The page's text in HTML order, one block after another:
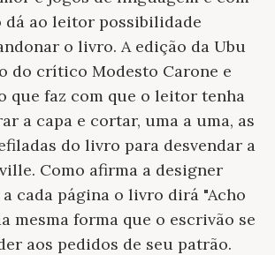
dá ao leitor possibilidade
o livro. A edição da Ubu
do crítico Modesto Carone e
que faz com que o leitor tenha
a capa e cortar, uma a uma, as
do livro para desvendar a
Como afirma a designer
a cada página o livro dirá "Acho
mesma forma que o escrivão se
aos pedidos de seu patrão.